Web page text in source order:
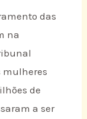
das
na
mulheres
de
a ser